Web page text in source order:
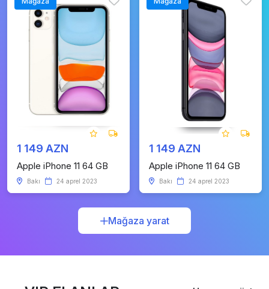
1 149 AZN
Apple iPhone 11 64 GB
Bakı 24 aprel 2023
1 149 AZN
Apple iPhone 11 64 GB
Bakı 24 aprel 2023
Mağaza yarat